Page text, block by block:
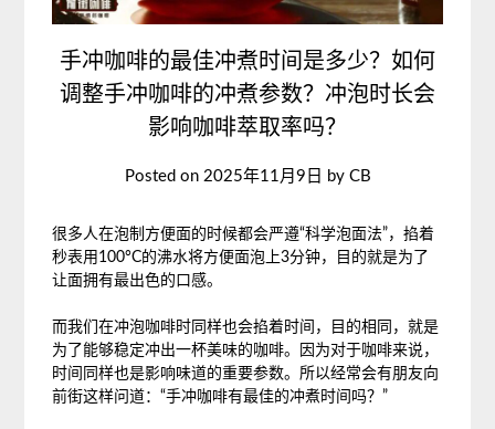
手冲咖啡的最佳冲煮时间是多少？如何
调整手冲咖啡的冲煮参数？冲泡时长会
影响咖啡萃取率吗？
Posted on 2025年11月9日 by CB
很多人在泡制方便面的时候都会严遵“科学泡面法”，掐着
秒表用100°C的沸水将方便面泡上3分钟，目的就是为了
让面拥有最出色的口感。
而我们在冲泡咖啡时同样也会掐着时间，目的相同，就是
为了能够稳定冲出一杯美味的咖啡。因为对于咖啡来说，
时间同样也是影响味道的重要参数。所以经常会有朋友向
前街这样问道：“手冲咖啡有最佳的冲煮时间吗？”